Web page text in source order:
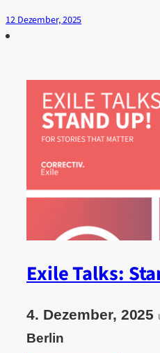
12 Dezember, 2025
Exile Talks:
4. Dezember, 2025
Berlin